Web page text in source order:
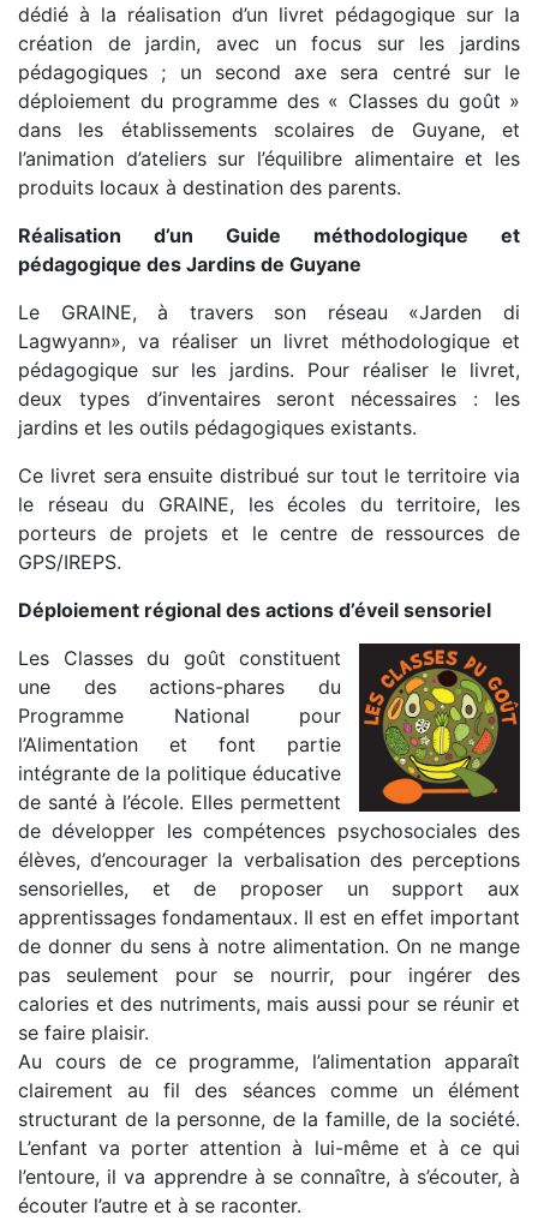
dédié à la réalisation d’un livret pédagogique sur la
création de jardin, avec un focus sur les jardins
pédagogiques ; un second axe sera centré sur le
déploiement du programme des « Classes du goût »
dans les établissements scolaires de Guyane, et
l’animation d’ateliers sur l’équilibre alimentaire et les
produits locaux à destination des parents.
Réalisation d’un Guide méthodologique et
pédagogique des Jardins de Guyane
Le GRAINE, à travers son réseau «Jarden di
Lagwyann», va réaliser un livret méthodologique et
pédagogique sur les jardins. Pour réaliser le livret,
deux types d’inventaires seront nécessaires : les
jardins et les outils pédagogiques existants.
Ce livret sera ensuite distribué sur tout le territoire via
le réseau du GRAINE, les écoles du territoire, les
porteurs de projets et le centre de ressources de
GPS/IREPS.
Déploiement régional des actions d’éveil sensoriel
Les Classes du goût constituent
une des actions-phares du
Programme National pour
l’Alimentation et font partie
intégrante de la politique éducative
de santé à l’école. Elles permettent
de développer les compétences psychosociales des
élèves, d’encourager la verbalisation des perceptions
sensorielles, et de proposer un support aux
apprentissages fondamentaux. Il est en effet important
de donner du sens à notre alimentation. On ne mange
pas seulement pour se nourrir, pour ingérer des
calories et des nutriments, mais aussi pour se réunir et
se faire plaisir.
Au cours de ce programme, l’alimentation apparaît
clairement au fil des séances comme un élément
structurant de la personne, de la famille, de la société.
L’enfant va porter attention à lui-même et à ce qui
l’entoure, il va apprendre à se connaître, à s’écouter, à
écouter l’autre et à se raconter.